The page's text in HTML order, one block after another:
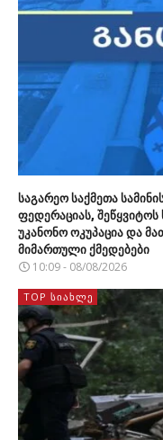
საგარეო საქმეთა
ფედერაციას,
უკანონო ოკუპაცია და
მიმართული ქმედებები
10:09 - 08/08/2026
TOP ᲡᲘᲐᲮᲚᲔ